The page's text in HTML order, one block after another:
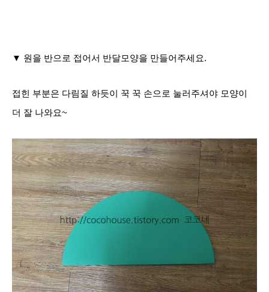
▼ 원을 반으로 접어서 반달모양을 만들어주세요.
접힌 부분은 다림질 하듯이 꾹 꾹 손으로 눌러주셔야 모양이
더 잘 나와요~